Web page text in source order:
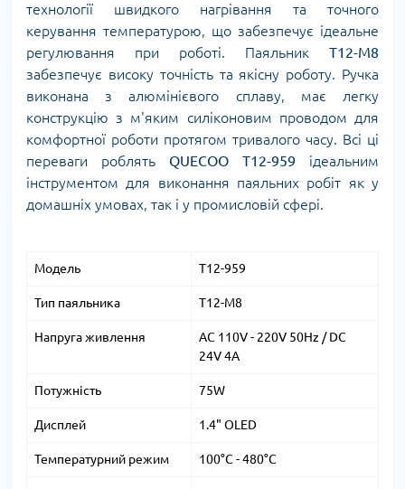
технології швидкого нагрівання та точного
керування температурою, що забезпечує ідеальне
регулювання при роботі. Паяльник T12-M8
забезпечує високу точність та якісну роботу. Ручка
виконана з алюмінієвого сплаву, має легку
конструкцію з м'яким силіконовим проводом для
комфортної роботи протягом тривалого часу. Всі ці
переваги роблять QUECOO T12-959 ідеальним
інструментом для виконання паяльних робіт як у
домашніх умовах, так і у промисловій сфері.
Модель T12-959
Тип паяльника T12-M8
Напруга живлення
AC 110V - 220V 50Hz / DC
24V 4A
Потужність 75W
Дисплей 1.4" OLED
Температурний режим 100°C - 480°C